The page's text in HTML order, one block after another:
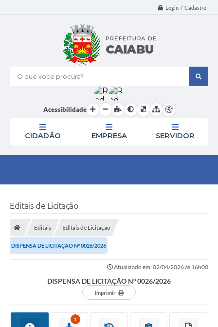
Login / Cadastro
O que voce procura?
Acessibilidade
CIDADÃO EMPRESA SERVIDOR
Editais de Licitação
Editais Editais de Licitação
DISPENSA DE LICITAÇÃO Nº 0026/2026
Atualizado em: 02/04/2026 às 16h00
DISPENSA DE LICITAÇÃO Nº 0026/2026
Imprimir
1